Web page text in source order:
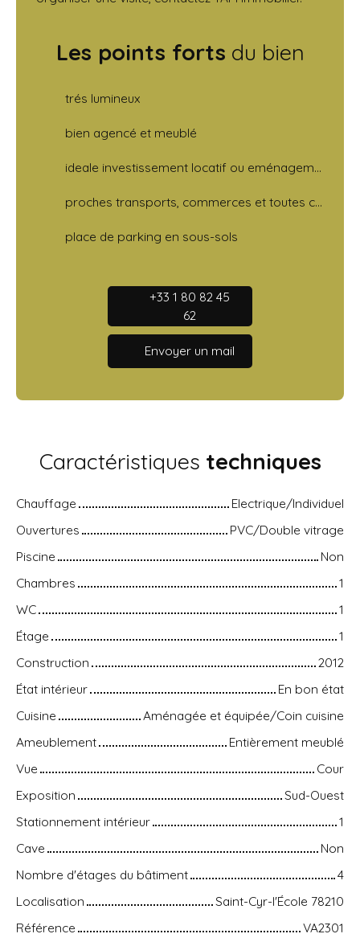
Les points forts du bien
trés lumineux
bien agencé et meublé
ideale investissement locatif ou eménagement clefs en main
proches transports, commerces et toutes commodités
place de parking en sous-sols
+33 1 80 82 45
62
Envoyer un mail
Caractéristiques techniques
Chauffage
Electrique/Individuel
Ouvertures
PVC/Double vitrage
Piscine
Non
Chambres
1
WC
1
Étage
1
Construction
2012
État intérieur
En bon état
Cuisine
Aménagée et équipée/Coin cuisine
Ameublement
Entièrement meublé
Vue
Cour
Exposition
Sud-Ouest
Stationnement intérieur
1
Cave
Non
Nombre d'étages du bâtiment
4
Localisation
Saint-Cyr-l'École 78210
Référence
VA2301